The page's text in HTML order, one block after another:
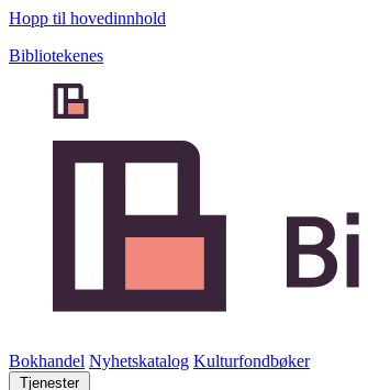
Hopp til hovedinnhold
Bibliotekenes
Bokhandel Nyhetskatalog Kulturfondbøker
Tjenester